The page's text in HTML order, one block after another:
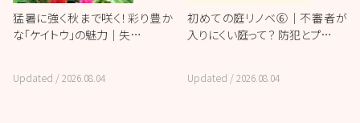
猛暑に強く秋まで咲く！彩り豊か
な「ケイトウ」の魅力｜失…
Updated /2026.08.04
初めての庭リノベ⑥｜不審者が
入りにくい庭って？ 防犯とプ…
Updated /2026.08.04